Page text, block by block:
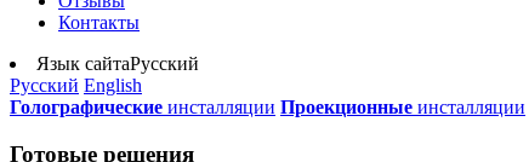
Контакты
Язык сайтаРусский
Русский English
Голографические инсталляции Проекционные инсталляции
Готовые решения